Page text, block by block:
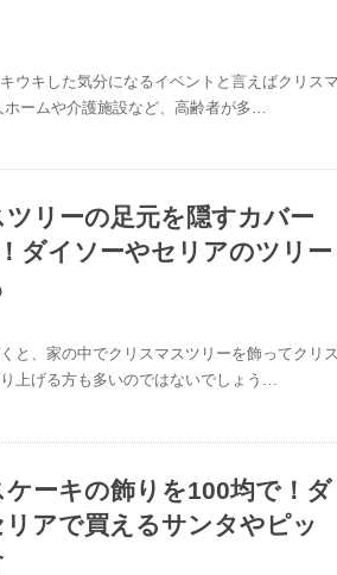
ウキした気分になるイベントと言えばクリスマ
ームや介護施設など、高齢者が多…
リーの足元を隠すカバー
ダイソーやセリアのツリー
と、家の中でクリスマスツリーを飾ってクリス
上げる方も多いのではないでしょう…
ーキの飾りを100均で！ダ
アで買えるサンタやピッ